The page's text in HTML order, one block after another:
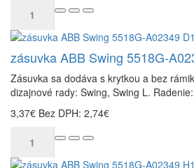
zásuvka ABB Swing 5518G-
Zásuvka sa dodáva s krytkou a bez
dizajnové rady: Swing, Swing L.
3,37€ Bez DPH: 2,74€